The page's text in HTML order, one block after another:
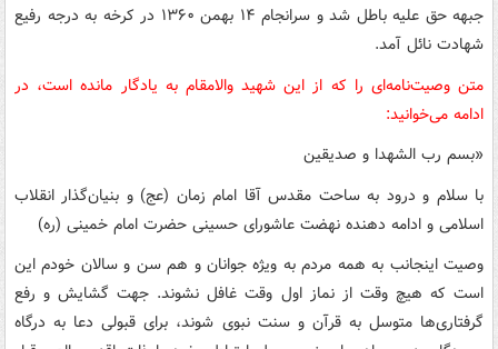
جبهه حق علیه باطل شد و سرانجام ۱۴ بهمن ۱۳۶۰ در کرخه به درجه رفیع
شهادت نائل آمد.
متن وصیت‌نامه‌ای را که از این شهید والامقام به یادگار مانده است، در
ادامه می‌خوانید:
«بسم رب الشهدا و صدیقین
با سلام و درود به ساحت مقدس آقا امام زمان (عج) و بنیان‌گذار انقلاب
اسلامی و ادامه دهنده نهضت عاشورای حسینی حضرت امام خمینی (ره)
وصیت اینجانب به همه مردم به ویژه جوانان و هم سن و سالان خودم این
است که هیچ وقت از نماز اول وقت غافل نشوند. جهت گشایش و رفع
گرفتاری‌ها متوسل به قرآن و سنت نبوی شوند، برای قبولی دعا به درگاه